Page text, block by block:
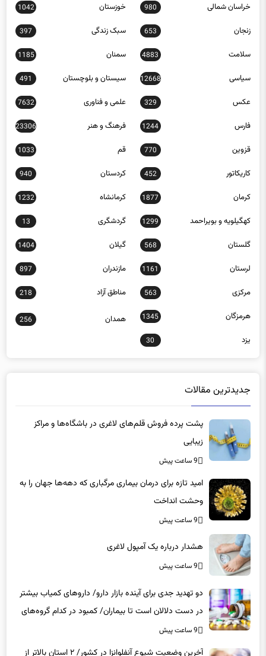
خراسان شمالی 980 خوزستان 1042
زنجان 653 سبک زندگی 397
سلامت 4883 سمنان 1185
سیاسی 12668 سیستان و بلوچستان 491
عکس 329 علمی و فناوری 7632
فارس 1244 فرهنگ و هنر 23306
قزوین 770 قم 1033
کاریکاتور 452 کردستان 940
کرمان 1877 کرمانشاه 1232
کهگیلویه و بویراحمد 1299 گردشگری 13
گلستان 568 گیلان 1404
لرستان 1161 مازندران 897
مرکزی 563 مناطق آزاد 218
هرمزگان 1345 همدان 256
یزد 30
جدیدترین مقالات
پشت پرده فروش قلم‌های لاغری در باشگاه‌ها و مراکز
زیبایی
9 ساعت پیش
امید تازه برای درمان بیماری مرگباری که دهه‌ها جهان را به
وحشت انداخت
9 ساعت پیش
هشدار درباره یک آمپول لاغری
9 ساعت پیش
دو تهدید جدی برای آینده بازار دارو/ داروهای کمیاب بیشتر
در دست دلالان است تا بیماران/ کمبود در کدام گروه‌های
دارویی محسوس‌تر است؟
9 ساعت پیش
آخرین وضعیت شیوع آنفلوانزا در کشور/ ۲ استان بالاتر از